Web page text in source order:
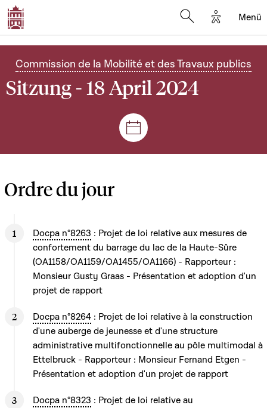
Options
Menü
Commission de la Mobilité et des Travaux publics
Sitzung - 18 April 2024
Plenar- und
Ordre du jour
Docpa n°8263 : Projet de loi relative aux mesures de
confortement du barrage du lac de la Haute-Sûre
(OA1158/OA1159/OA1455/OA1166) - Rapporteur :
Monsieur Gusty Graas - Présentation et adoption d'un
projet de rapport
Docpa n°8264 : Projet de loi relative à la construction
d'une auberge de jeunesse et d'une structure
administrative multifonctionnelle au pôle multimodal à
Ettelbruck - Rapporteur : Monsieur Fernand Etgen -
Présentation et adoption d'un projet de rapport
Docpa n°8323 : Projet de loi relative au